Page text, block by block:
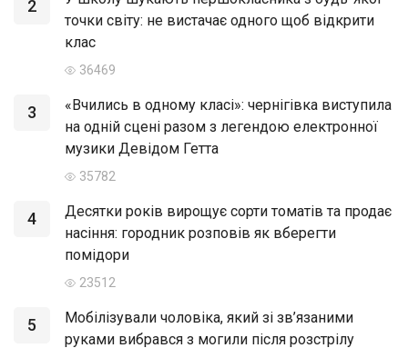
2
точки світу: не вистачає одного щоб відкрити
клас
36469
3
«Вчились в одному класі»: чернігівка виступила
на одній сцені разом з легендою електронної
музики Девідом Гетта
35782
4
Десятки років вирощує сорти томатів та продає
насіння: городник розповів як вберегти
помідори
23512
5
Мобілізували чоловіка, який зі зв’язаними
руками вибрався з могили після розстрілу